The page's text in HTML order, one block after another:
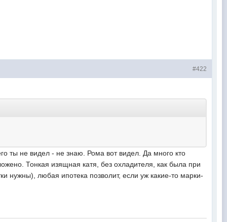
#422
ты не видел - не знаю. Рома вот видел. Да много кто
Тонкая изящная катя, без охладителя, как была при
нужны), любая ипотека позволит, если уж какие-то марки-